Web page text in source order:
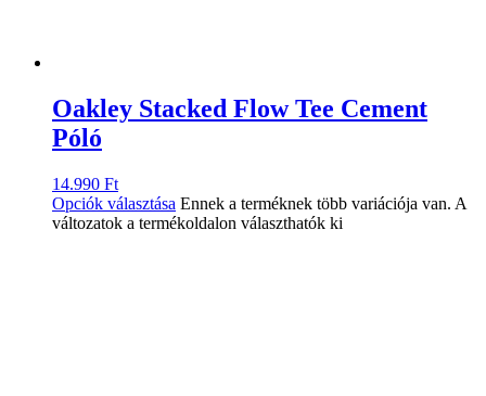
Oakley Stacked Flow Tee Cement
Póló
14.990 Ft
Opciók választása Ennek a terméknek több variációja van. A
változatok a termékoldalon választhatók ki